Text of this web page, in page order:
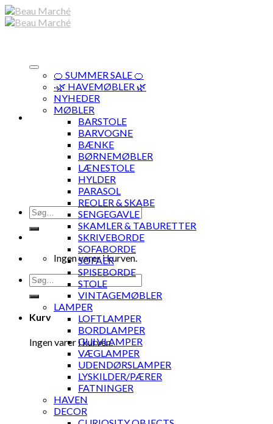
Skip
to
Søg
efter:
Ingen varer i kurven.
Søg
efter:
Kurv
Ingen varer i kurven.
🍊 SUMMER SALE 🍊
·🌿 HAVEMØBLER 🌿
NYHEDER
MØBLER
BARSTOLE
BARVOGNE
BÆNKE
BØRNEMØBLER
LÆNESTOLE
HYLDER
PARASOL
REOLER & SKABE
SENGEGAVLE
SKAMLER & TABURETTER
SKRIVEBORDE
SOFABORDE
SOFAER
SPISEBORDE
STOLE
VINTAGEMØBLER
LAMPER
LOFTLAMPER
BORDLAMPER
GULVLAMPER
VÆGLAMPER
UDENDØRSLAMPER
LYSKILDER/PÆRER
FATNINGER
HAVEN
DECOR